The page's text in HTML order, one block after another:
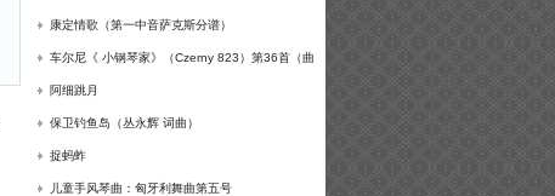
康定情歌（第一中音萨克斯分谱）
车尔尼《 小钢琴家》（Czerny 823）第36首（曲
谱及练习提示）
阿细跳月
保卫钓鱼岛（丛永辉 词曲）
捉蚂蚱
儿童手风琴曲：匈牙利舞曲第五号